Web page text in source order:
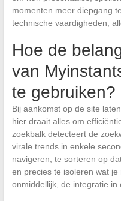
momenten meer diepgang
technische vaardigheden,
Hoe de
van
te gebruiken?
Bij aankomst op de site
hier draait alles om
zoekbalk detecteert de
virale trends in enkele
navigeren, te sorteren op
en precies te isoleren wat
onmiddellijk, de integratie in